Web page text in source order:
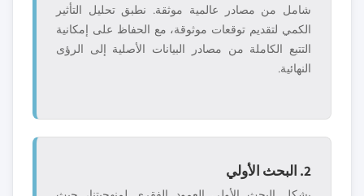
شامل من مصادر عالمية موثقة. نطبق تحليل التأثير
الكمي لتقديم توقعات موثوقة، مع الحفاظ على إمكانية
التتبع الكاملة من مصادر البيانات الأصلية إلى الرؤى
النهائية.
2. البحث الأولي